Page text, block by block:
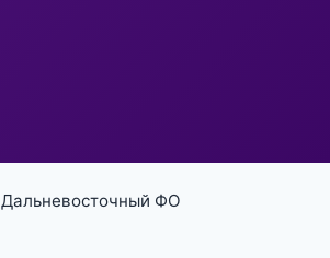
Дальневосточный ФО